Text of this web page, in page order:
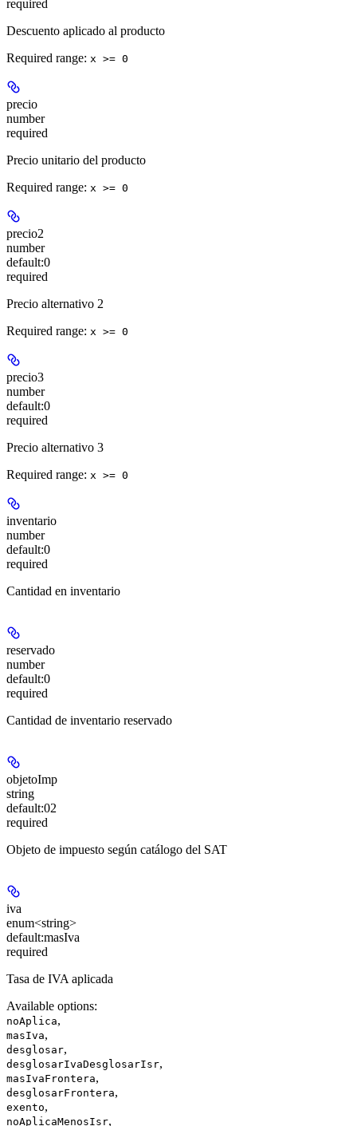
required
Descuento aplicado al producto
Required range: x >= 0
precio
number
required
Precio unitario del producto
Required range: x >= 0
precio2
number
default:0
required
Precio alternativo 2
Required range: x >= 0
precio3
number
default:0
required
Precio alternativo 3
Required range: x >= 0
inventario
number
default:0
required
Cantidad en inventario
reservado
number
default:0
required
Cantidad de inventario reservado
objetoImp
string
default:02
required
Objeto de impuesto según catálogo del SAT
iva
enum<string>
default:masIva
required
Tasa de IVA aplicada
Available options:
noAplica,
masIva,
desglosar,
desglosarIvaDesglosarIsr,
masIvaFrontera,
desglosarFrontera,
exento,
noAplicaMenosIsr,